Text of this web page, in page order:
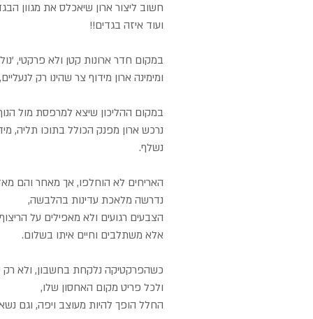
חשוב ליצור ארון שיאכלס את מגוון
ועוד איזה בגדים!!
במקום חדר ארונות קטן ולא פרקטי,
ומימינה ארון מידוף צר שהינו רק
במקום ההליכון שיצא למרפסת מול
נרכש ארון מפנק הכולל בתוכו תליה,
נשלף.
האריחים לא הוחלפו, אך מאחר והם מאד
נדרשה מלאכת עדינות בהלבשה,
הצבעים רגועים ולא מאפילים על
אלא משתלבים וחיים איתו בשלום.
כשהפרקטיקה נלקחת בחשבון, ולא רק
ולכל פריט מקום האחסון שלו,
החלל הופך להיות מעוצב ויפה, וגם